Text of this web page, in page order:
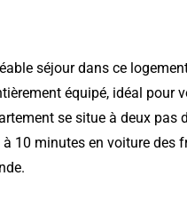
séjour dans ce
équipé, idéal pour
se situe à deux pas
10 minutes en voiture des